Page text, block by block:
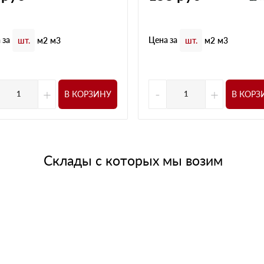
шт. м2 м3
+ В КОРЗИНУ
Цена за шт. м2 м3
- + В
Склады с которых мы возим